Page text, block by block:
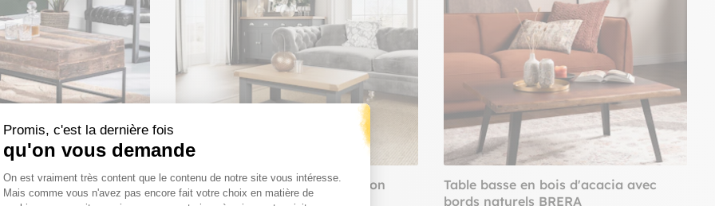
Promis, c'est la dernière fois
qu'on vous demande
Plateforme de Gestion du Consentement : Personnalisez vos Options
On est vraiment très content que le contenu de notre site vous intéresse.
Mais comme vous n'avez pas encore fait votre choix en matière de
bois recyclé
Petite table basse en bois finition
charbon COVENTRY
Table basse en bois d'acacia avec
bords naturels BRERA